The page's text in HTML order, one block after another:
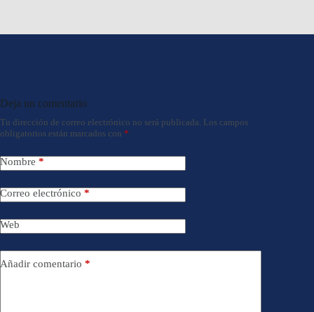
Deja un comentario
Tu dirección de correo electrónico no será publicada. Los campos
obligatorios están marcados con *
Nombre *
Correo electrónico *
Web
Añadir comentario *